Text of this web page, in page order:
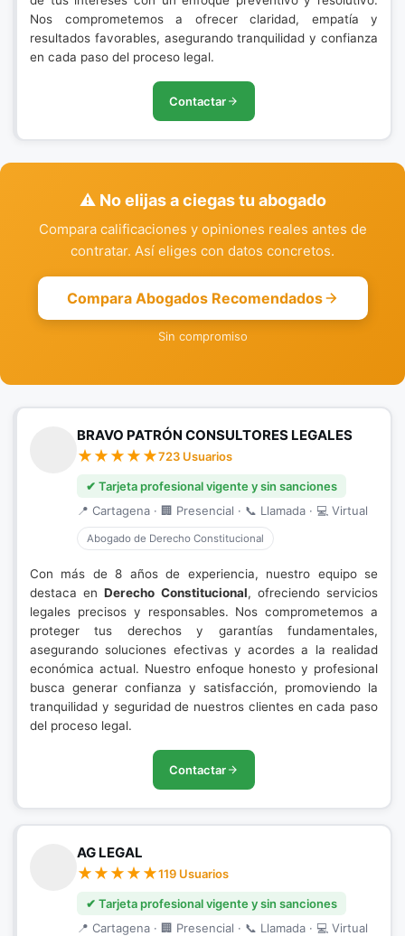
Nos comprometemos a ofrecer claridad, empatía y
resultados favorables, asegurando tranquilidad y confianza
en cada paso del proceso legal.
Contactar
⚠️ No elijas a ciegas tu abogado
Compara calificaciones y opiniones reales antes de
contratar. Así eliges con datos concretos.
Compara Abogados Recomendados
Sin compromiso
BRAVO PATRÓN CONSULTORES LEGALES
723 Usuarios
✔ Tarjeta profesional vigente y sin sanciones
📍 Cartagena · 🏢 Presencial · 📞 Llamada · 💻 Virtual
Abogado de Derecho Constitucional
Con más de 8 años de experiencia, nuestro equipo se
destaca enDerecho Constitucional, ofreciendo servicios
legales precisos y responsables. Nos comprometemos a
proteger tus derechos y garantías fundamentales,
asegurando soluciones efectivas y acordes a la realidad
económica actual. Nuestro enfoque honesto y profesional
busca generar confianza y satisfacción, promoviendo la
tranquilidad y seguridad de nuestros clientes en cada paso
del proceso legal.
Contactar
AG LEGAL
119 Usuarios
✔ Tarjeta profesional vigente y sin sanciones
📍 Cartagena · 🏢 Presencial · 📞 Llamada · 💻 Virtual